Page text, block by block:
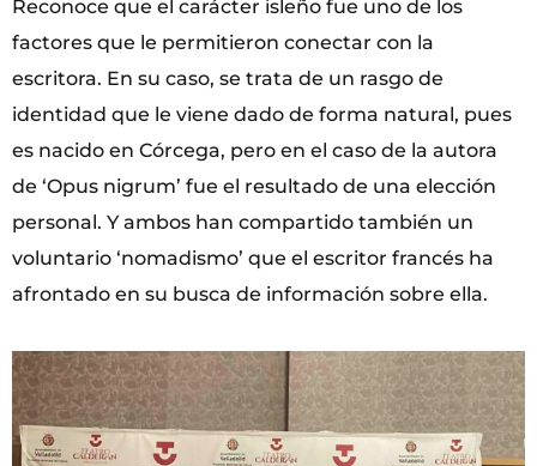
Reconoce que el carácter isleño fue uno de los
factores que le permitieron conectar con la
escritora. En su caso, se trata de un rasgo de
identidad que le viene dado de forma natural, pues
es nacido en Córcega, pero en el caso de la autora
de ‘Opus nigrum’ fue el resultado de una elección
personal. Y ambos han compartido también un
voluntario ‘nomadismo’ que el escritor francés ha
afrontado en su busca de información sobre ella.